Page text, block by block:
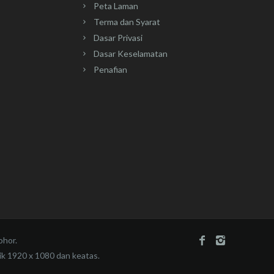
Peta Laman
Terma dan Syarat
Dasar Privasi
Dasar Keselamatan
Penafian
1920 x 1080 dan keatas.